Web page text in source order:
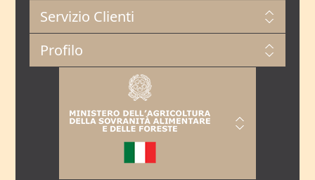
Servizio Clienti
Profilo